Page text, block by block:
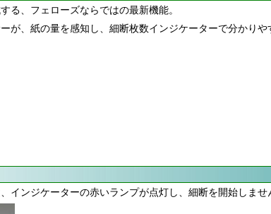
る、フェローズならではの最新機能。
が、紙の量を感知し、細断枚数インジケーターで分かり
インジケーターの赤いランプが点灯し、細断を開始しませ